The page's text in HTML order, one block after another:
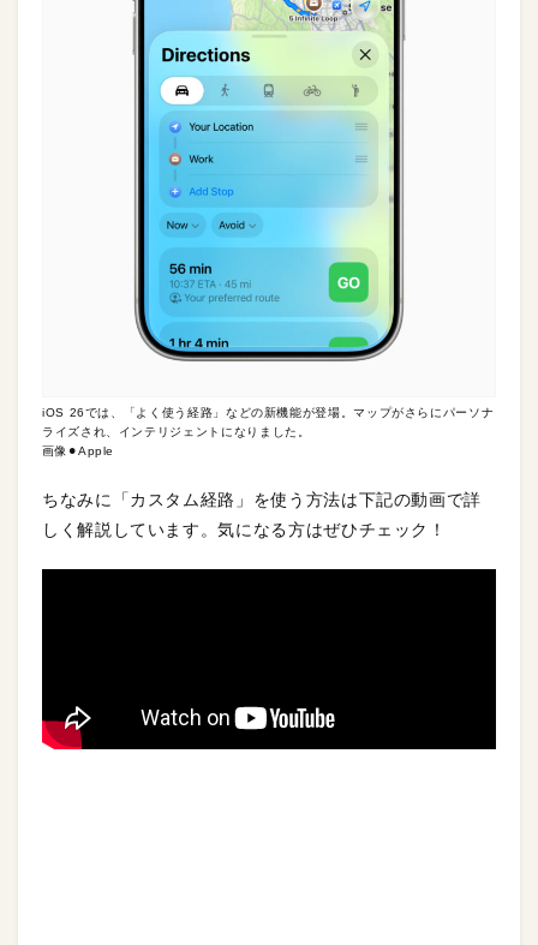
iOS 26では、「よく使う経路」などの新機能が登場。マップがさらにパーソナ
ライズされ、インテリジェントになりました。
画像⚫︎Apple
ちなみに「カスタム経路」を使う方法は下記の動画で詳
しく解説しています。気になる方はぜひチェック！